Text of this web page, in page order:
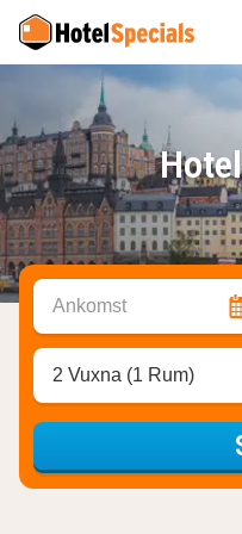
Ankomst
2 Vuxna (1 Rum)